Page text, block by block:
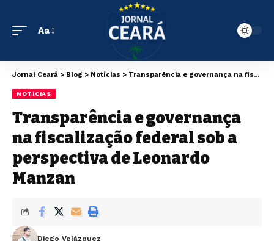
Aa
Jornal Ceará > Blog > Notícias > Transparência e governança na fiscalização federal sob a perspectiva de Leonardo Manzan
NOTÍCIAS
Transparência e governança
na fiscalização federal sob a
perspectiva de Leonardo
Manzan
Diego Velázquez